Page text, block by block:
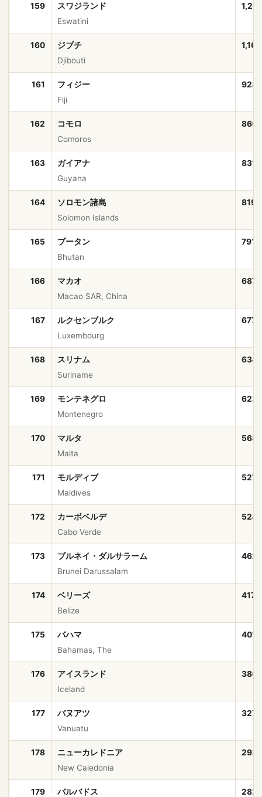
159
スワジランド
Eswatini
160
ジブチ
Djibouti
161
フィジー
Fiji
162
コモロ
Comoros
163
ガイアナ
Guyana
164
ソロモン諸島
Solomon Islands
165
ブータン
Bhutan
166
マカオ
Macao SAR, China
167
ルクセンブルク
Luxembourg
168
スリナム
Suriname
169
モンテネグロ
Montenegro
170
マルタ
Malta
171
モルディブ
Maldives
172
カーボベルデ
Cabo Verde
173
ブルネイ・ダルサラーム
Brunei Darussalam
174
ベリーズ
Belize
175
バハマ
Bahamas, The
176
アイスランド
Iceland
177
バヌアツ
Vanuatu
178
ニューカレドニア
New Caledonia
179
バルバドス